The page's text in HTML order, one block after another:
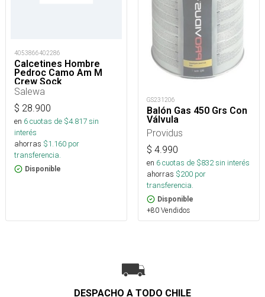
4053866402286
Calcetines Hombre
Pedroc Camo Am M
Crew Sock
Salewa
$ 28.900
en 6cuotas de $4.817sin
interés
ahorras $1.160 por
transferencia.
Disponible
GS231206
Balón Gas 450 Grs Con
Válvula
Providus
$ 4.990
en 6cuotas de $832sin interés
ahorras $200 por
transferencia.
Disponible
+80 Vendidos
DESPACHO A TODO CHILE